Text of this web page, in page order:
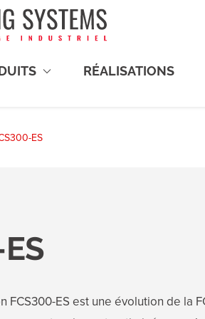
planétaire
Consommables
RÉALISATIONS
ES
FCS300-ES est une évolution de